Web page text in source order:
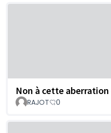
Non à cette
RAJOT 0